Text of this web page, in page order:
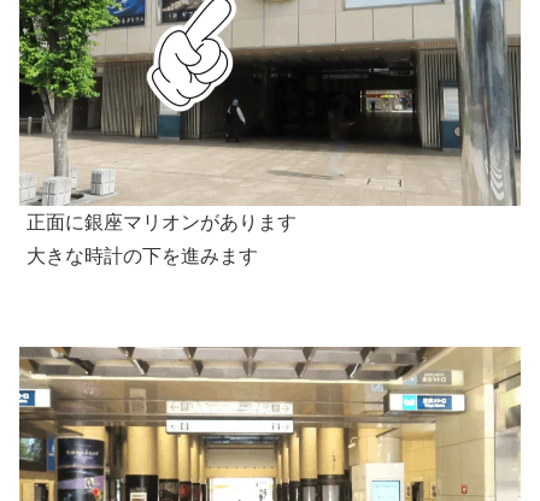
正面に銀座マリオンがあります
大きな時計の下を進みます